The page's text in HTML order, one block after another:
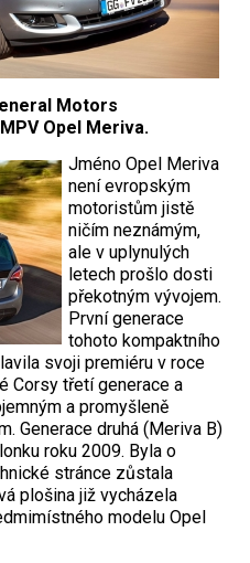
Motors
Opel Meriva.
Jméno Opel Meriva
není evropským
motoristům jistě
ničím neznámým,
ale v uplynulých
letech prošlo dosti
překotným vývojem.
První generace
tohoto kompaktního
svoji premiéru v roce
Corsy třetí generace a
a promyšleně
Generace druhá (Meriva B)
roku 2009. Byla o
stránce zůstala
plošina již vycházela
modelu Opel